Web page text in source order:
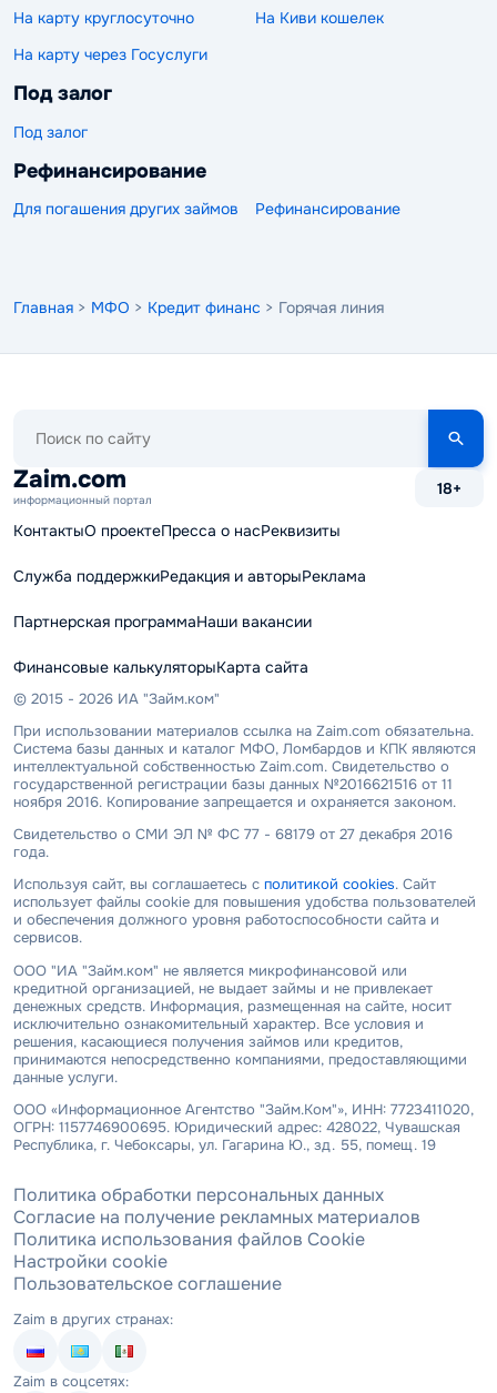
На карту круглосуточно
На Киви кошелек
На карту через Госуслуги
Под залог
Под залог
Рефинансирование
Для погашения других займов Рефинансирование
Главная > МФО > Кредит финанс > Горячая линия
сайту
Zaim.com
информационный портал
18+
КонтактыО проектеПресса о насРеквизиты
Служба поддержкиРедакция и авторыРеклама
Партнерская программаНаши вакансии
Финансовые калькуляторыКарта сайта
© 2015 - 2026 ИА "Займ.ком"
При использовании материалов ссылка на Zaim.com обязательна.
Система базы данных и каталог МФО, Ломбардов и КПК являются
интеллектуальной собственностью Zaim.com. Свидетельство о
государственной регистрации базы данных №2016621516 от 11
ноября 2016. Копирование запрещается и охраняется законом.
Свидетельство о СМИ ЭЛ № ФС 77 - 68179 от 27 декабря 2016
года.
Используя сайт, вы соглашаетесь с политикой cookies. Сайт
использует файлы cookie для повышения удобства пользователей
и обеспечения должного уровня работоспособности сайта и
сервисов.
ООО "ИА "Займ.ком" не является микрофинансовой или
кредитной организацией, не выдает займы и не привлекает
денежных средств. Информация, размещенная на сайте, носит
исключительно ознакомительный характер. Все условия и
решения, касающиеся получения займов или кредитов,
принимаются непосредственно компаниями, предоставляющими
данные услуги.
ООО «Информационное Агентство "Займ.Ком"», ИНН: 7723411020,
ОГРН: 1157746900695. Юридический адрес: 428022, Чувашская
Республика, г. Чебоксары, ул. Гагарина Ю., зд. 55, помещ. 19
Политика обработки персональных данных
Согласие на получение рекламных материалов
Политика использования файлов Cookie
Настройки cookie
Пользовательское соглашение
Zaim в других странах:
Zaim в соцсетях: